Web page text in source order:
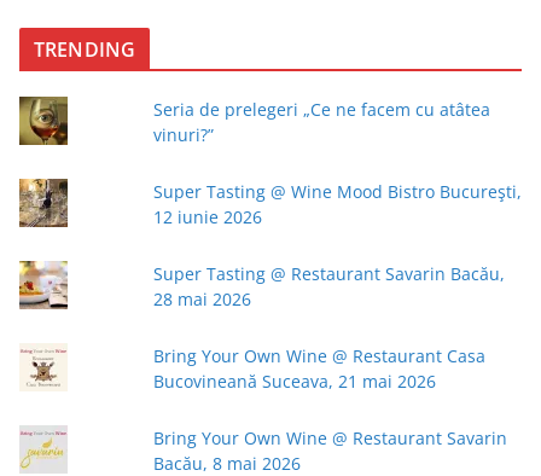
TRENDING
Seria de prelegeri „Ce ne facem cu atâtea
vinuri?”
Super Tasting @ Wine Mood Bistro Bucureşti,
12 iunie 2026
Super Tasting @ Restaurant Savarin Bacău,
28 mai 2026
Bring Your Own Wine @ Restaurant Casa
Bucovineană Suceava, 21 mai 2026
Bring Your Own Wine @ Restaurant Savarin
Bacău, 8 mai 2026